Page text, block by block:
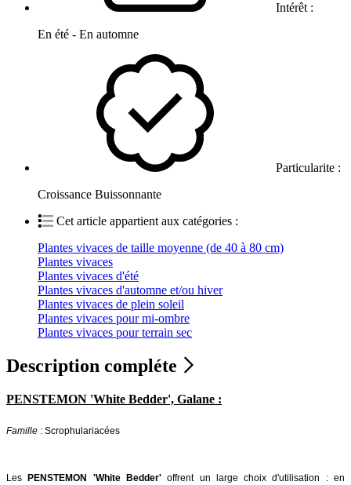
Intérêt :
En été - En automne
Particularite :
Croissance Buissonnante
Cet article appartient aux catégories :
Plantes vivaces de taille moyenne (de 40 à 80 cm)
Plantes vivaces
Plantes vivaces d'été
Plantes vivaces d'automne et/ou hiver
Plantes vivaces de plein soleil
Plantes vivaces pour mi-ombre
Plantes vivaces pour terrain sec
Description compléte
PENSTEMON 'White Bedder', Galane :
Famille : Scrophulariacées
Les PENSTEMON 'White Bedder' offrent un large choix d'utilisation : en